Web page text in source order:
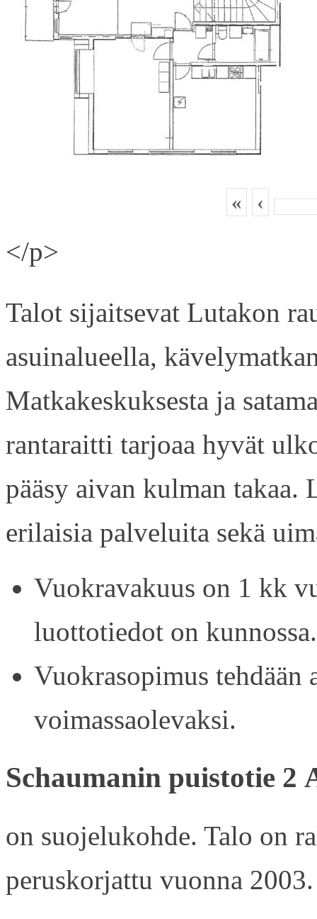
« ‹
</p>
Talot sijaitsevat Lutakon
asuinalueella,
Matkakeskuksesta ja
rantaraitti tarjoaa hyvät
pääsy aivan kulman
erilaisia palveluita sekä
Vuokravakuus on 1 kk
luottotiedot on kunnossa.
Vuokrasopimus tehdään
voimassaolevaksi.
Schaumanin puistotie 2
on suojelukohde. Talo on
peruskorjattu vuonna 2003.